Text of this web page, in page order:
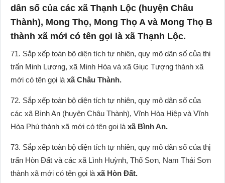
dân số của các xã Thạnh Lộc (huyện Châu
Thành), Mong Thọ, Mong Thọ A và Mong Thọ B
thành xã mới có tên gọi là xã Thạnh Lộc.
71. Sắp xếp toàn bộ diện tích tự nhiên, quy mô dân số của thị
trấn Minh Lương, xã Minh Hòa và xã Giục Tượng thành xã
mới có tên gọi là xã Châu Thành.
72. Sắp xếp toàn bộ diện tích tự nhiên, quy mô dân số của
các xã Bình An (huyện Châu Thành), Vĩnh Hòa Hiệp và Vĩnh
Hòa Phú thành xã mới có tên gọi là xã Bình An.
73. Sắp xếp toàn bộ diện tích tự nhiên, quy mô dân số của thị
trấn Hòn Đất và các xã Lình Huỳnh, Thổ Sơn, Nam Thái Sơn
thành xã mới có tên gọi là xã Hòn Đất.